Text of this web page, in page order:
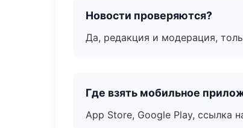
Новости проверяются?
Да, редакция и модерация,
Где взять мобильное
App Store, Google Play, ссылка